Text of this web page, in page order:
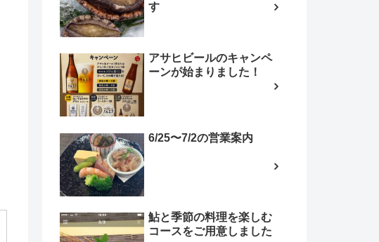
す
アサヒビールのキャンペ
ーンが始まりました！
6/25〜7/2の営業案内
鮎と季節の料理を楽しむ
コースをご用意しました